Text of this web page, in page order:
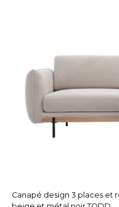
Canapé design 3 places et